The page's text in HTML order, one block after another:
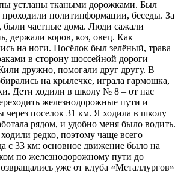
устланы ткаными дорожками. Был
проходили политинформации, беседы. За
были частные дома. Люди сажали
держали коров, коз, овец. Как
на ноги. Посёлок был зелёный, трава
в сторону шоссейной дороги
дружно, помогали друг другу. В
на крылечке, играла гармошка,
Дети ходили в школу № 8 – от нас
железнодорожные пути и
через поселок 31 км. Я ходила в школу
рядом, и удобно меня было водить.
редко, поэтому чаще всего
с 33 км: основное движение было на
по железнодорожному пути до
уже от клуба «Металлургов»